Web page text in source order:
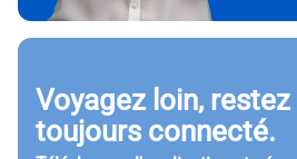
Voyagez loin, restez
toujours connecté.